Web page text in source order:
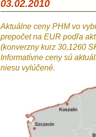
03.02.2010
Aktuálne ceny PHM vo
prepočet na EUR podľa
(konverzny kurz 30,1260
Informatívne ceny sú
niesu vylúčené.